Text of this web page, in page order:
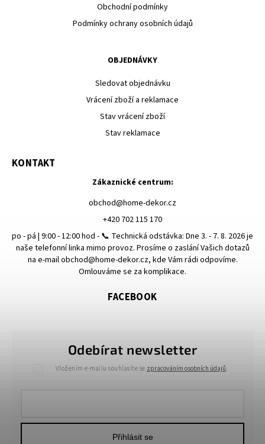
Obchodní podmínky
Podmínky ochrany osobních údajů
OBJEDNÁVKY
Sledovat objednávku
Vrácení zboží a reklamace
Stav vrácení zboží
Stav reklamace
Odebírat newsletter
Vložením e-mailu souhlasíte se zpracováním osobních údajů.
Přihlásit se
KONTAKT
Zákaznické centrum:
obchod@home-dekor.cz
+420 702 115 170
po - pá | 9:00 - 12:00 hod - 📞 Technická odstávka: Dne 3. - 7. 8. 2026 je
naše telefonní linka mimo provoz. Prosíme o zaslání Vašich dotazů
na e-mail obchod@home-dekor.cz, kde Vám rádi odpovíme.
Omlouváme se za komplikace.
FACEBOOK